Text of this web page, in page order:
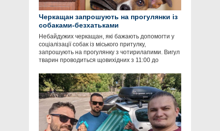
Черкащан запрошують на прогулянки із
собаками-безхатьками
Небайдужих черкащан, які бажають допомогти у
соціалізації собак із міського притулку,
запрошують на прогулянку з чотирилапими. Вигул
тварин проводиться щовихідних з 11:00 до